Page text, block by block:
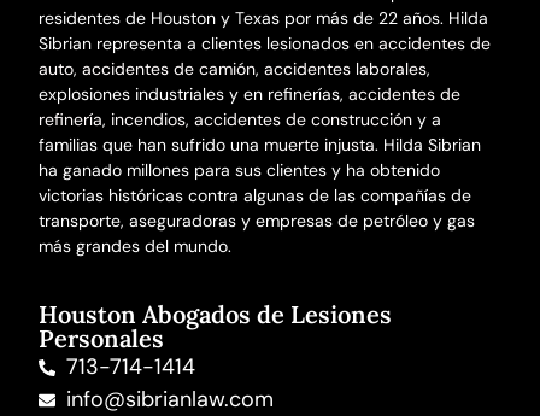
residentes de Houston y Texas por más de 22 años. Hilda
Sibrian representa a clientes lesionados enaccidentes de
auto,accidentes de camión,accidentes laborales,
explosiones industriales y en refinerías,accidentes de
refinería, incendios,accidentes de construcción y a
familias que han sufrido una muerte injusta. Hilda Sibrian
ha ganado millones para sus clientes y ha obtenido
victorias históricas contra algunas de las compañías de
transporte, aseguradoras y empresas de petróleo y gas
más grandes del mundo.
Houston Abogados de Lesiones
Personales
713-714-1414
info@sibrianlaw.com